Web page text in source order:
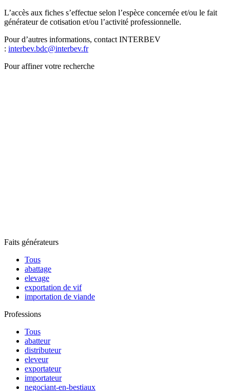
L’accès aux fiches s’effectue selon l’espèce concernée et/ou le fait
générateur de cotisation et/ou l’activité professionnelle.
Pour d’autres informations, contact INTERBEV
: interbev.bdc@interbev.fr
Pour affiner votre recherche
Faits générateurs
Tous
abattage
elevage
exportation de vif
importation de viande
Professions
Tous
abatteur
distributeur
eleveur
exportateur
importateur
negociant-en-bestiaux